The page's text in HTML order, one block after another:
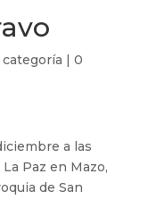
categoría | 0
a las
Paz en Mazo,
de San